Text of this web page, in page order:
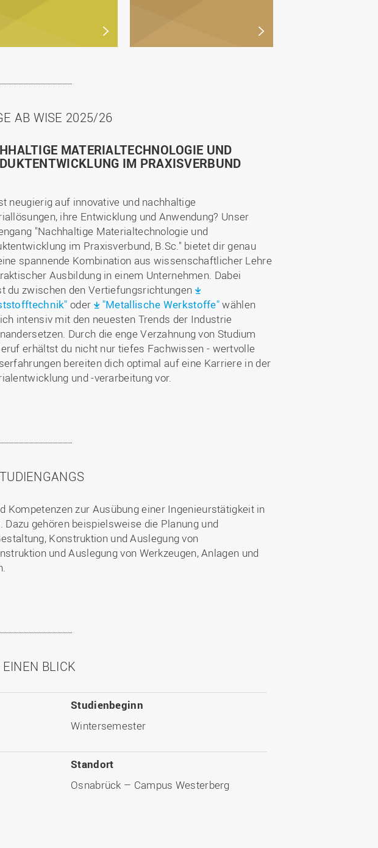
AB WISE 2025/26
MATERIALTECHNOLOGIE UND
IM PRAXISVERBUND
neugierig auf innovative und nachhaltige
ihre Entwicklung und Anwendung? Unser
"Nachhaltige Materialtechnologie und
im Praxisverbund, B.Sc." bietet dir genau
spannende Kombination aus wissenschaftlicher Lehre
Ausbildung in einem Unternehmen. Dabei
du zwischen den Vertiefungsrichtungen
oder "Metallische Werkstoffe"wählen
intensiv mit den neuesten Trends der Industrie
Durch die enge Verzahnung von Studium
erhältst du nicht nur tiefes Fachwissen - wertvolle
bereiten dich optimal auf eine Karriere in der
und -verarbeitung vor.
zur Ausübung einer Ingenieurstätigkeit in
gehören beispielsweise die Planung und
Konstruktion und Auslegung von
und Auslegung von Werkzeugen, Anlagen und
BLICK
Studienbeginn
Wintersemester
Standort
Osnabrück – Campus Westerberg